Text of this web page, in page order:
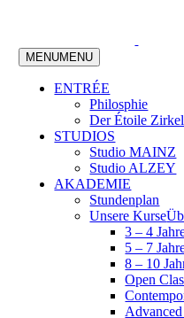
MENUMENU
ENTRÉE
Philosphie
Der Étoile Zirkel
STUDIOS
Studio MAINZ
Studio ALZEY
AKADEMIE
Stundenplan
Unsere Kurse
3 – 4
5 – 7
8 – 10
Open